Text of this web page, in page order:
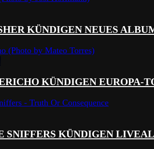
KÜNDIGEN NEUES
KÜNDIGEN EUROPA-
SNIFFERS KÜNDIGEN